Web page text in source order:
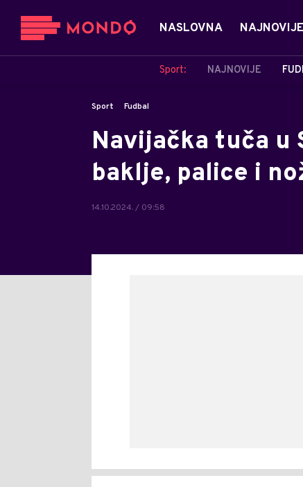
NASLOVNA NAJNOVIJE
Sport: NAJNOVIJE
Sport Fudbal
Navijačka tuča u
baklje, palice i
14.10.2024. / 09:58